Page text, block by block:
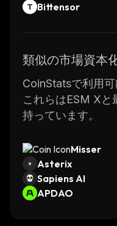
Bittensor
類似の市場資本
CoinStatsで利用可
これらはESM Xと
持っています。
Misser
Asterix
Sapiens AI
APDAO